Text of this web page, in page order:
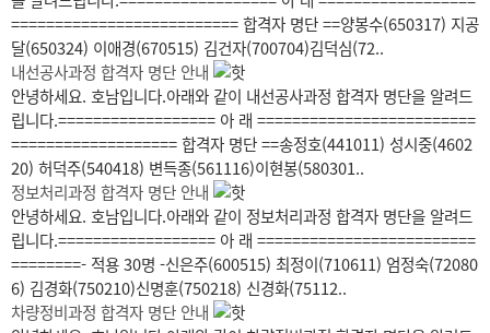
========================== 합격자 명단 ==양봉수(650317) 지공
달(650324) 이애경(670515) 김건자(700704)김덕심(72..
내선공사과정 합격자 명단 안내
안녕하세요. 호남입니다.아래와 같이 내선공사과정 합격자 명단을 알려드
립니다.================== 아 래 =========================
=================== 합격자 명단 ==송정호(441011) 성시중(4602
20) 허덕주(540418) 변득종(561116)이현봉(580301..
정보처리과정 합격자 명단 안내
안녕하세요. 호남입니다.아래와 같이 정보처리과정 합격자 명단을 알려드
립니다.================== 아 래 =========================
========- 적용 30명 -신은주(600515) 최정이(710611) 엄정숙(72080
6) 김경화(750210)신명훈(750218) 신경화(75112..
차량정비과정 합격자 명단 안내